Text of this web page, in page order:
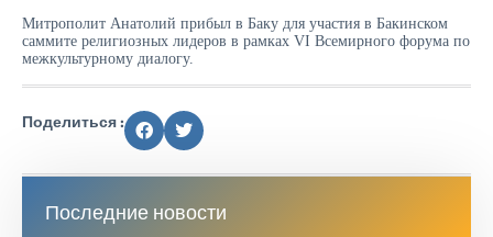
Митрополит Анатолий прибыл в Баку для участия в Бакинском
саммите религиозных лидеров в рамках VI Всемирного форума по
межкультурному диалогу.
Поделиться :
Последние новости